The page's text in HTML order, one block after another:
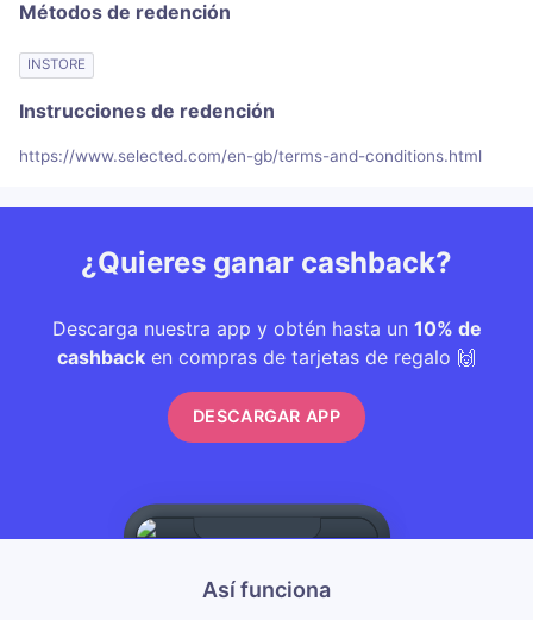
Métodos de redención
INSTORE
Instrucciones de redención
https://www.selected.com/en-gb/terms-and-conditions.html
¿Quieres ganar cashback?
Descarga nuestra app y obtén hasta un 10% de
cashback en compras de tarjetas de regalo 🙌
DESCARGAR APP
Así funciona